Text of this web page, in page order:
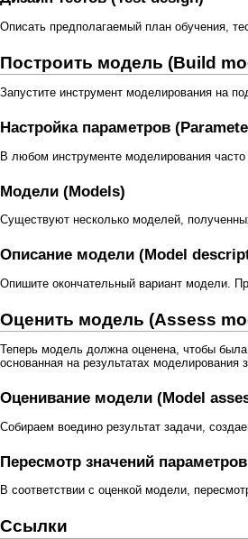
Описать предполагаемый план обучения,
Построить модель (Build
Запустите инструмент моделирования на
Настройка параметров
В любом инструменте моделирования
Модели (Models)
Существуют несколько моделей,
Описание модели (Model
Опишите окончательный вариант модели.
Оценить модель (Assess
Теперь модель должна оценена, чтобы
основанная на результатах моделирования
Оценивание модели (Model
Собираем воедино результат задачи,
Пересмотр значений
В соответствии с оценкой модели,
Ссылки